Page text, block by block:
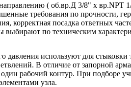
давления используют для
В отличие от запорной
один рабочий контур. При
узла.
( об.вр.Д 3/8" x вр.NPT
требования по прочности,
корректная посадка ответных
выбирают по техническим